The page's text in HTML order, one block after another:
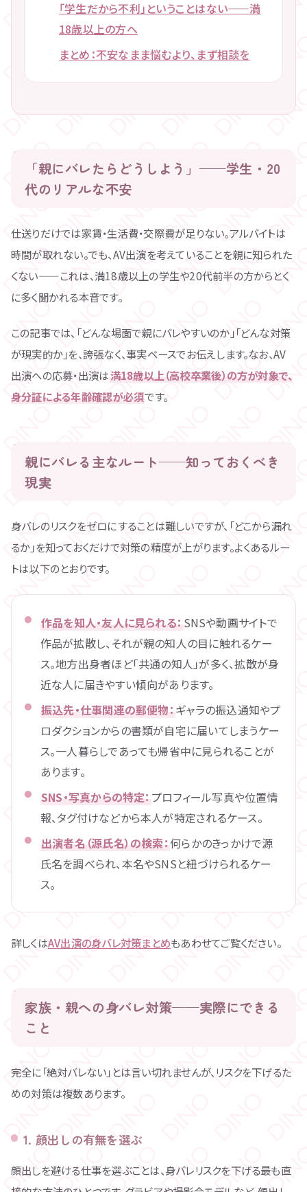
「学生だから不利」ということはない——満
18歳以上の方へ
まとめ：不安なまま悩むより、まず相談を
「親にバレたらどうしよう」——学生・20
代のリアルな不安
仕送りだけでは家賃・生活費・交際費が足りない。アルバイトは
時間が取れない。でも、AV出演を考えていることを親に知られた
くない——これは、満18歳以上の学生や20代前半の方からとく
に多く聞かれる本音です。
この記事では、「どんな場面で親にバレやすいのか」「どんな対策
が現実的か」を、誇張なく、事実ベースでお伝えします。なお、AV
出演への応募・出演は満18歳以上（高校卒業後）の方が対象で、
身分証による年齢確認が必須です。
親にバレる主なルート——知っておくべき
現実
身バレのリスクをゼロにすることは難しいですが、「どこから漏れ
るか」を知っておくだけで対策の精度が上がります。よくあるルー
トは以下のとおりです。
作品を知人・友人に見られる： SNSや動画サイトで
作品が拡散し、それが親の知人の目に触れるケー
ス。地方出身者ほど「共通の知人」が多く、拡散が身
近な人に届きやすい傾向があります。
振込先・仕事関連の郵便物： ギャラの振込通知やプ
ロダクションからの書類が自宅に届いてしまうケー
ス。一人暮らしであっても帰省中に見られることが
あります。
SNS・写真からの特定： プロフィール写真や位置情
報、タグ付けなどから本人が特定されるケース。
出演者名（源氏名）の検索： 何らかのきっかけで源
氏名を調べられ、本名やSNSと紐づけられるケー
ス。
詳しくはAV出演の身バレ対策まとめもあわせてご覧ください。
家族・親への身バレ対策——実際にできる
こと
完全に「絶対バレない」とは言い切れませんが、リスクを下げるた
めの対策は複数あります。
1. 顔出しの有無を選ぶ
顔出しを避ける仕事を選ぶことは、身バレリスクを下げる最も直